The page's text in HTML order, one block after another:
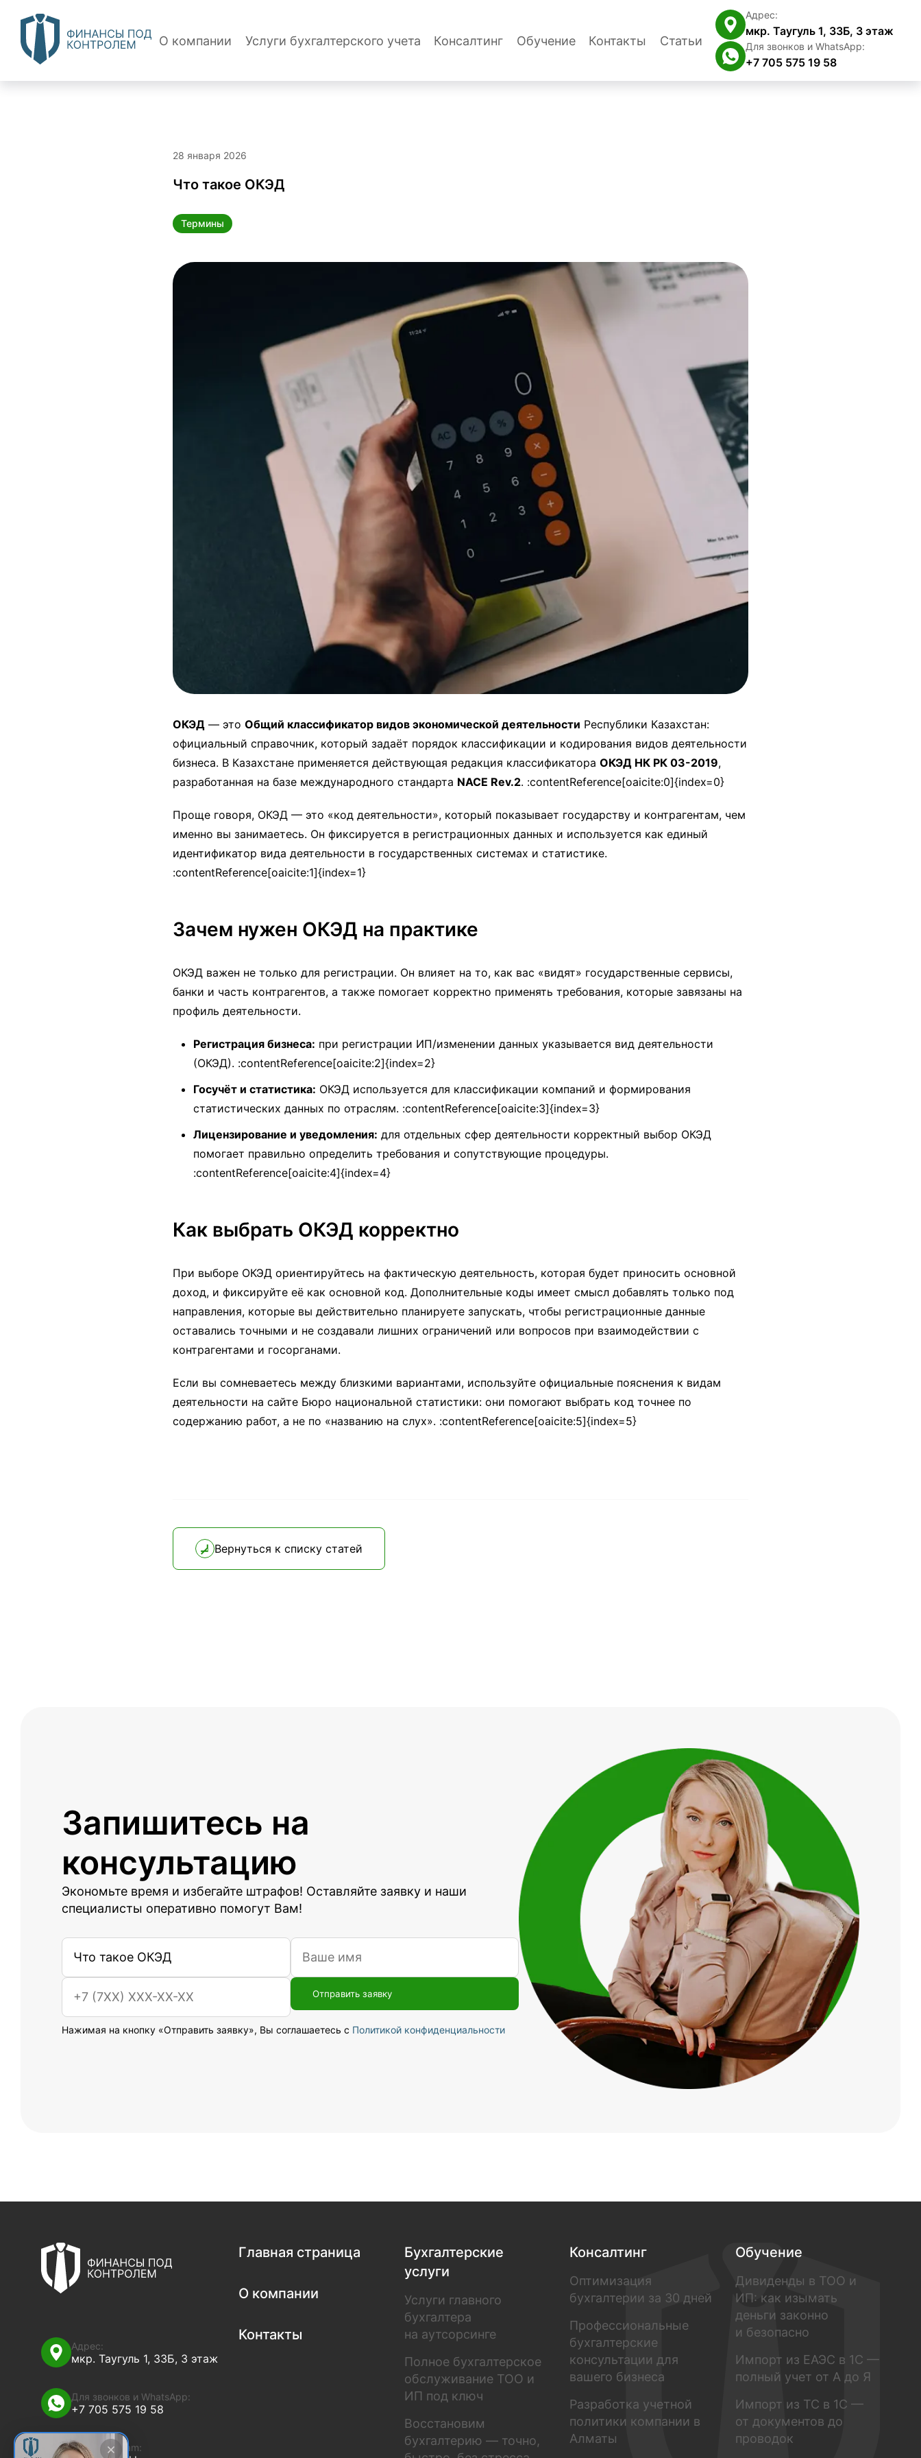
О компании Услуги бухгалтерского учета Консалтинг Обучение Контакты Статьи
Адрес:
мкр. Таугуль 1, 33Б, 3 этаж
Для звонков и WhatsApp:
+7 705 575 19 58
28 января 2026
Что такое ОКЭД
Термины
ОКЭД — это Общий классификатор видов экономической деятельности Республики Казахстан:
официальный справочник, который задаёт порядок классификации и кодирования видов деятельности
бизнеса. В Казахстане применяется действующая редакция классификатора ОКЭД НК РК 03-2019,
разработанная на базе международного стандарта NACE Rev.2. :contentReference[oaicite:0]{index=0}
Проще говоря, ОКЭД — это «код деятельности», который показывает государству и контрагентам, чем
именно вы занимаетесь. Он фиксируется в регистрационных данных и используется как единый
идентификатор вида деятельности в государственных системах и статистике.
:contentReference[oaicite:1]{index=1}
Зачем нужен ОКЭД на практике
ОКЭД важен не только для регистрации. Он влияет на то, как вас «видят» государственные сервисы,
банки и часть контрагентов, а также помогает корректно применять требования, которые завязаны на
профиль деятельности.
Регистрация бизнеса: при регистрации ИП/изменении данных указывается вид деятельности
(ОКЭД). :contentReference[oaicite:2]{index=2}
Госучёт и статистика: ОКЭД используется для классификации компаний и формирования
статистических данных по отраслям. :contentReference[oaicite:3]{index=3}
Лицензирование и уведомления: для отдельных сфер деятельности корректный выбор ОКЭД
помогает правильно определить требования и сопутствующие процедуры.
:contentReference[oaicite:4]{index=4}
Как выбрать ОКЭД корректно
При выборе ОКЭД ориентируйтесь на фактическую деятельность, которая будет приносить основной
доход, и фиксируйте её как основной код. Дополнительные коды имеет смысл добавлять только под
направления, которые вы действительно планируете запускать, чтобы регистрационные данные
оставались точными и не создавали лишних ограничений или вопросов при взаимодействии с
контрагентами и госорганами.
Если вы сомневаетесь между близкими вариантами, используйте официальные пояснения к видам
деятельности на сайте Бюро национальной статистики: они помогают выбрать код точнее по
содержанию работ, а не по «названию на слух». :contentReference[oaicite:5]{index=5}
Вернуться к списку статей
Запишитесь на
консультацию
Экономьте время и избегайте штрафов! Оставляйте заявку и наши
специалисты оперативно помогут Вам!
Нажимая на кнопку «Отправить заявку», Вы соглашаетесь с Политикой конфиденциальности
Адрес:
мкр. Таугуль 1, 33Б, 3 этаж
Для звонков и WhatsApp:
+7 705 575 19 58
Наш Instagram:
Главная страница
О компании
Контакты
Бухгалтерские
услуги
Услуги главного
бухгалтера
на аутсорсинге
Полное бухгалтерское
обслуживание ТОО и
ИП под ключ
Восстановим
бухгалтерию — точно,
Консалтинг
Оптимизация
бухгалтерии за 30 дней
Профессиональные
бухгалтерские
консультации для
вашего бизнеса
Разработка учетной
политики компании в
Алматы
Обучение
Дивиденды в ТОО и
ИП: как изымать
деньги законно
и безопасно
Импорт из ЕАЭС в 1С —
полный учет от А до Я
Импорт из ТС в 1С —
от документов до
проводок